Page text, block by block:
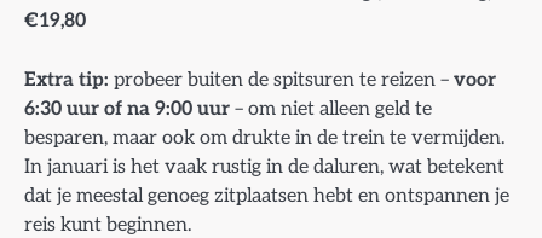
€19,80
Extra tip: probeer buiten de spitsuren te reizen – voor
6:30 uur of na 9:00 uur – om niet alleen geld te
besparen, maar ook om drukte in de trein te vermijden.
In januari is het vaak rustig in de daluren, wat betekent
dat je meestal genoeg zitplaatsen hebt en ontspannen je
reis kunt beginnen.